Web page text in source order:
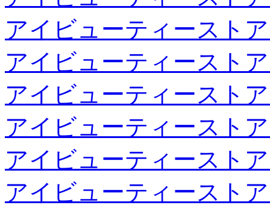
アイビューティースト
アイビューティースト
アイビューティースト
アイビューティースト
アイビューティースト
アイビューティースト